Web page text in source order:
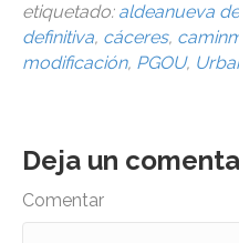
etiquetado: aldeanueva
definitiva, cáceres,
modificación, PGOU,
Deja un
Comentar